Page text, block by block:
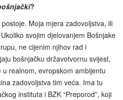
?
Moja mjera zadovoljstva, ili
svojim djelovanjem Bošnjake
ne cijenim njihov rad i
bošnjačku državotvornu svijest,
realnom, evropskom ambijentu
zadovoljstva tim veća. Ima tu
instituta i BZK “Preporod”, koji